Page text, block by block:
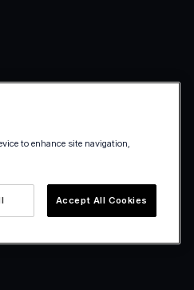
to enhance site navigation,
Accept All Cookies